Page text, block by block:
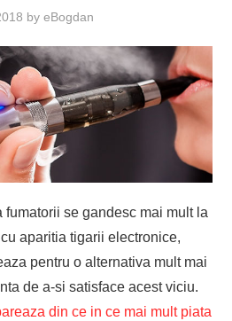
byeBogdan
fumatorii se gandesc mai mult la
aparitia tigarii electronice,
pentru o alternativa mult mai
de a-si satisface acest viciu.
din ce in ce mai mult piata